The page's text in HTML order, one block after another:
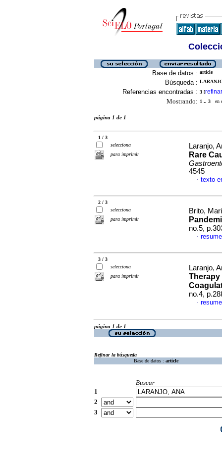
Base de datos : article
Búsqueda :
Referencias encontradas : 3 [refinar
Mostrando: 1 .. 3 en
página 1 de 1
1 / 3
selecciona
para imprimir
Laranjo,
Rare
4545
· texto
2 / 3
selecciona
para imprimir
Brito,
no.5,
·
3 / 3
selecciona
para imprimir
Laranjo,
Therapy
no.4,
·
página 1 de 1
Refinar la búsqueda
Base de datos : article
Buscar
1
2
3